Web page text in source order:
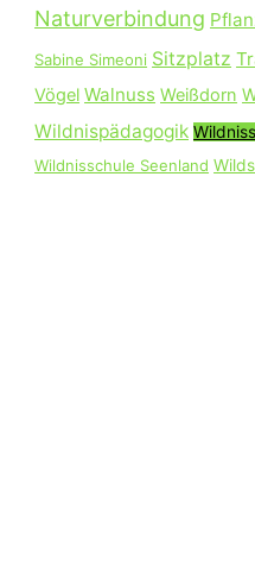
Naturverbindung
Sabine Simeoni Sitzplatz
Vögel Walnuss Weißdorn
Wildnispädagogik
Wildnisschule Seenland